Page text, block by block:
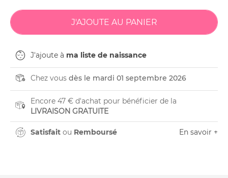
J'ajoute à ma liste de naissance
Chez vous dès le mardi 01 septembre 2026
Encore 47 € d'achat pour bénéficier de la
LIVRAISON GRATUITE
Satisfait ou Remboursé En savoir +